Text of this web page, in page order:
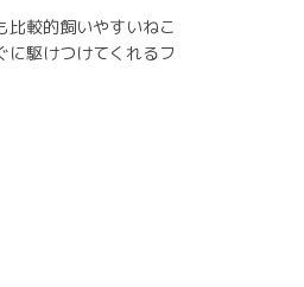
比較的飼いやすいねこ
に駆けつけてくれるフ